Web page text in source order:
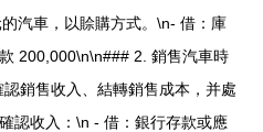
汽車，以賒購方式。\n- 借：庫
200,000\n\n### 2. 銷售汽車時
銷售收入、結轉銷售成本，并處
認收入：\n - 借：銀行存款或應